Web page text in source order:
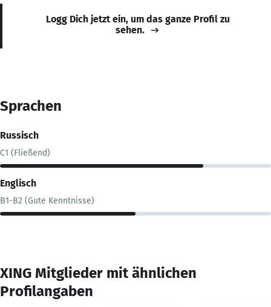
Logg Dich jetzt ein, um das ganze Profil zu
sehen.
Sprachen
Russisch
C1 (Fließend)
Englisch
B1-B2 (Gute Kenntnisse)
XING Mitglieder mit ähnlichen
Profilangaben